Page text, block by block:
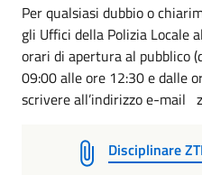
Per qualsiasi dubbio o
gli Uffici della Polizia Locale
orari di apertura al pubblico
09:00 alle ore 12:30 e dalle
scrivere all’indirizzo e-mail
Disciplinare